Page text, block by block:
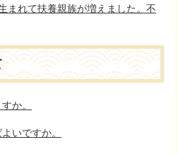
れて扶養親族が増えました。不
か。
いですか。